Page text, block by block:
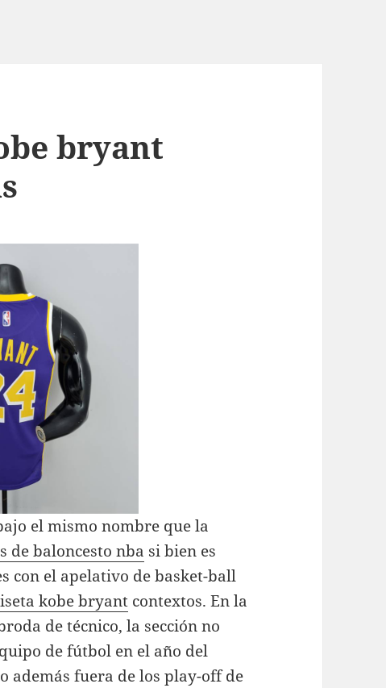
bryant
el mismo nombre que la
de baloncesto nba si bien es
con el apelativo de basket-ball
kobe bryant contextos. En la
de técnico, la sección no
de fútbol en el año del
además fuera de los play-off de